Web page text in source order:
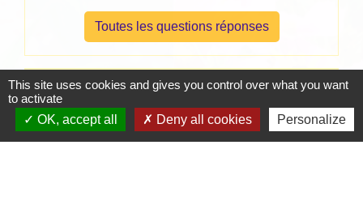
Toutes les questions réponses
ESTIMER, CALCULER, VÉRIFIER
This site uses cookies and gives you control over what you want
to activate
OK, accept all
Deny all cookies Personalize